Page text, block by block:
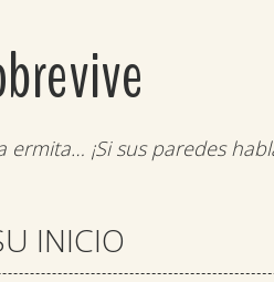
¡Si sus paredes
INICIO